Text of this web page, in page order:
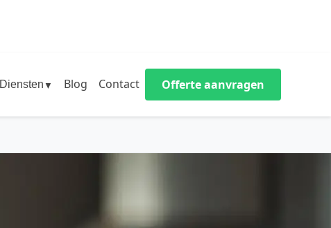
Diensten ▼ Blog Contact Offerte aanvragen